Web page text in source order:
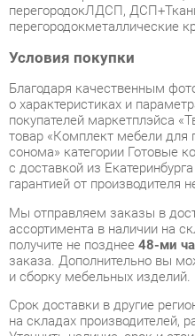
Благодаря качественным
о характеристиках и
покупателей маркетплэйса
товар «Комплект мебели для
сонома» категории Готовые
с доставкой из Екатеринбурга
гарантией от производителя
Мы отправляем заказы в
ассортимента в наличии на
получите не позднее 48-ми
заказа. Дополнительно вы
и сборку мебельных изделий.
Срок доставки в другие
на складах производителей,
Уточнить наличие, срок и
через формуобратной связи.
В любой момент до передачи
течение 7-ми дней после
изменить выборили принять